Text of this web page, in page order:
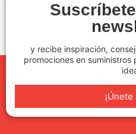
y recibe inspiración,
promociones en